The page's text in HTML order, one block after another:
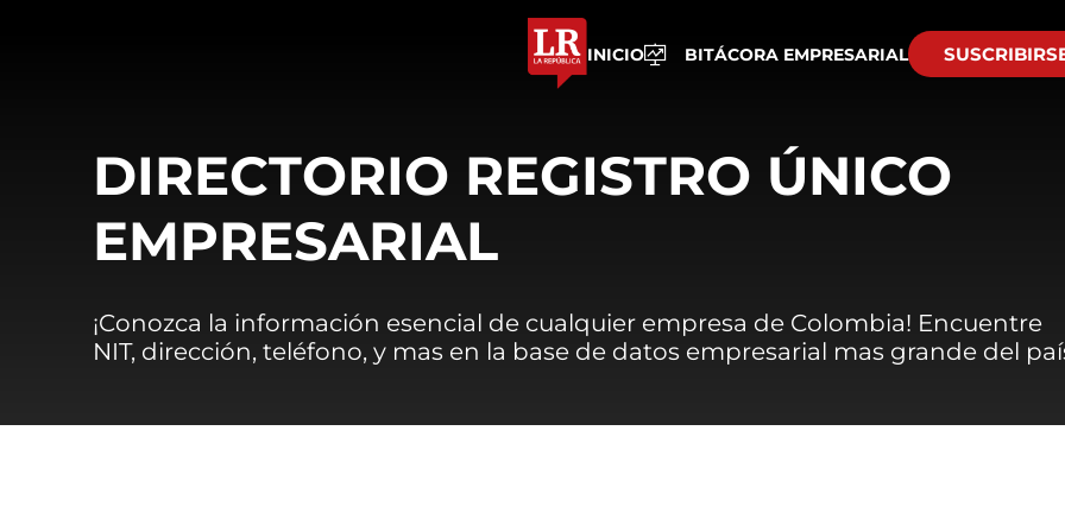
INICIO BITÁCORA EMPRESARIAL
DIRECTORIO REGISTRO ÚNICO
EMPRESARIAL
¡Conozca la información esencial de cualquier empresa de Colombia! Encuentre
NIT, dirección, teléfono, y mas en la base de datos empresarial mas grande del